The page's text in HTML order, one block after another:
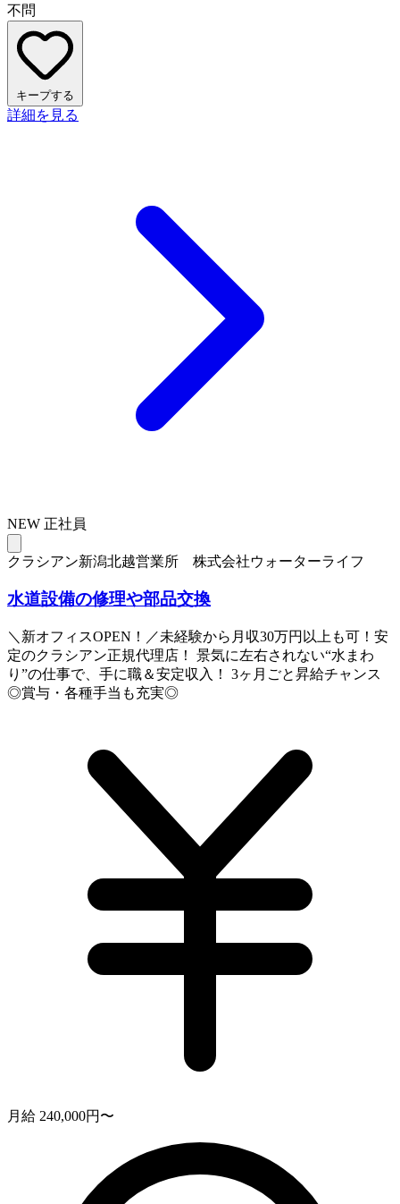
不問
キープする
詳細を見る
NEW 正社員
クラシアン新潟北越営業所 株式会社ウォーターライフ
水道設備の修理や部品交換
＼新オフィスOPEN！／未経験から月収30万円以上も可！安
定のクラシアン正規代理店！ 景気に左右されない“水まわ
り”の仕事で、手に職＆安定収入！ 3ヶ月ごと昇給チャンス
◎賞与・各種手当も充実◎
月給 240,000円〜